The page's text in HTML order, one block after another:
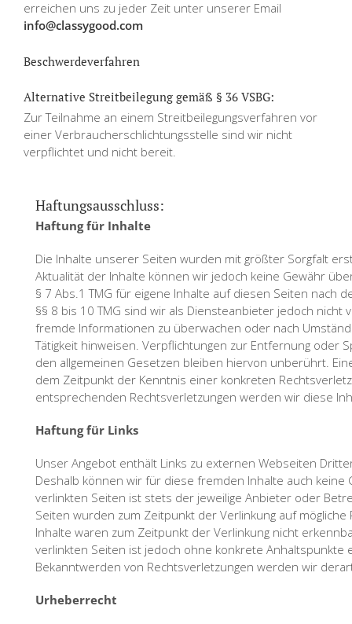
erreichen uns zu jeder Zeit unter unserer Email
info@classygood.com
Beschwerdeverfahren
Alternative Streitbeilegung gemäß § 36 VSBG:
Zur Teilnahme an einem Streitbeilegungsverfahren vor
einer Verbraucherschlichtungsstelle sind wir nicht
verpflichtet und nicht bereit.
Haftungsausschluss:
Haftung für Inhalte
Die Inhalte unserer Seiten wurden mit größter Sorgfalt
Aktualität der Inhalte können wir jedoch keine Gewähr
§ 7 Abs.1 TMG für eigene Inhalte auf diesen Seiten nach
§§ 8 bis 10 TMG sind wir als Diensteanbieter jedoch
fremde Informationen zu überwachen oder nach
Tätigkeit hinweisen. Verpflichtungen zur Entfernung oder
den allgemeinen Gesetzen bleiben hiervon unberührt.
dem Zeitpunkt der Kenntnis einer konkreten
entsprechenden Rechtsverletzungen werden wir diese
Haftung für Links
Unser Angebot enthält Links zu externen Webseiten
Deshalb können wir für diese fremden Inhalte auch
verlinkten Seiten ist stets der jeweilige Anbieter oder
Seiten wurden zum Zeitpunkt der Verlinkung auf
Inhalte waren zum Zeitpunkt der Verlinkung nicht
verlinkten Seiten ist jedoch ohne konkrete Anhaltspunkte
Bekanntwerden von Rechtsverletzungen werden wir
Urheberrecht